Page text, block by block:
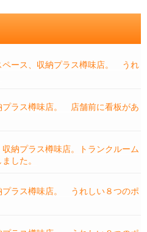
ペース、収納プラス樽味店。 うれ
プラス樽味店。 店舗前に看板があ
納プラス樽味店。トランクルーム
した。
プラス樽味店。 うれしい８つのポ